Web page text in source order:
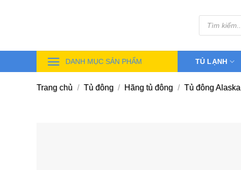
Tìm
kiếm
sản
DANH MỤC SẢN PHẨM TỦ LẠNH
Trang chủ / Tủ đông / Hãng tủ đông / Tủ đông Alaska